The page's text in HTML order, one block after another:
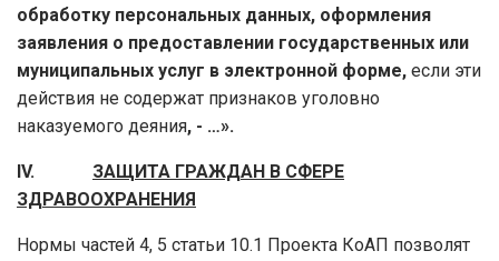
обработку персональных данных, оформления
заявления о предоставлении государственных или
муниципальных услуг в электронной форме, если эти
действия не содержат признаков уголовно
наказуемого деяния, - …».
IV. ЗАЩИТА ГРАЖДАН В СФЕРЕ
ЗДРАВООХРАНЕНИЯ
Нормы частей 4, 5 статьи 10.1 Проекта КоАП позволят